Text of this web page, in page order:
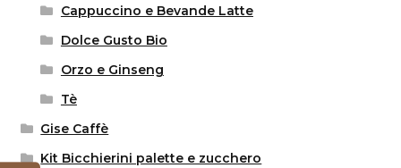
Cappuccino e Bevande Latte
Dolce Gusto Bio
Orzo e Ginseng
Tè
Gise Caffè
Kit Bicchierini palette e zucchero